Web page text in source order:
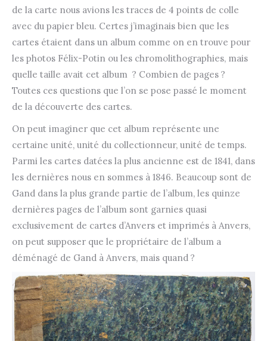
de la carte nous avions les traces de 4 points de colle
avec du papier bleu. Certes j’imaginais bien que les
cartes étaient dans un album comme on en trouve pour
les photos Félix-Potin ou les chromolithographies, mais
quelle taille avait cet album ? Combien de pages ?
Toutes ces questions que l’on se pose passé le moment
de la découverte des cartes.
On peut imaginer que cet album représente une
certaine unité, unité du collectionneur, unité de temps.
Parmi les cartes datées la plus ancienne est de 1841, dans
les dernières nous en sommes à 1846. Beaucoup sont de
Gand dans la plus grande partie de l’album, les quinze
dernières pages de l’album sont garnies quasi
exclusivement de cartes d’Anvers et imprimés à Anvers,
on peut supposer que le propriétaire de l’album a
déménagé de Gand à Anvers, mais quand ?